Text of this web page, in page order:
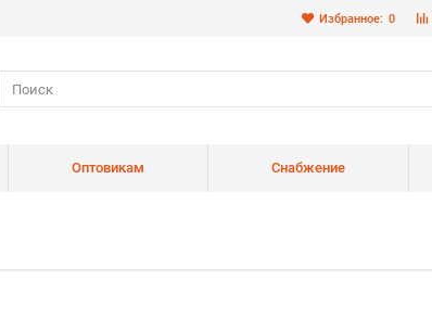
Избранное: 0
Оптовикам Снабжение